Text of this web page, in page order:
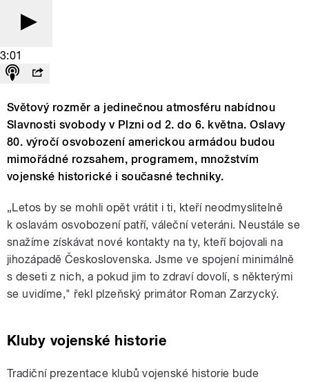
3:01
Světový rozměr a jedinečnou atmosféru nabídnou
Slavnosti svobody v Plzni od 2. do 6. května. Oslavy
80. výročí osvobození americkou armádou budou
mimořádné rozsahem, programem, množstvím
vojenské historické i současné techniky.
„Letos by se mohli opět vrátit i ti, kteří neodmyslitelně
k oslavám osvobození patří, váleční veteráni. Neustále se
snažíme získávat nové kontakty na ty, kteří bojovali na
jihozápadě Československa. Jsme ve spojení minimálně
s deseti z nich, a pokud jim to zdraví dovolí, s některými
se uvidíme," řekl plzeňský primátor Roman Zarzycký.
Kluby vojenské historie
Tradiční prezentace klubů vojenské historie bude